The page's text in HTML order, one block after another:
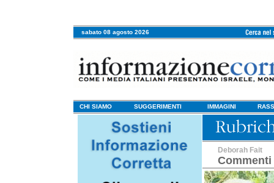
sabato 08 agosto 2026
CHI SIAMO SUGGERIMENTI IMMAGINI
Deborah Fait